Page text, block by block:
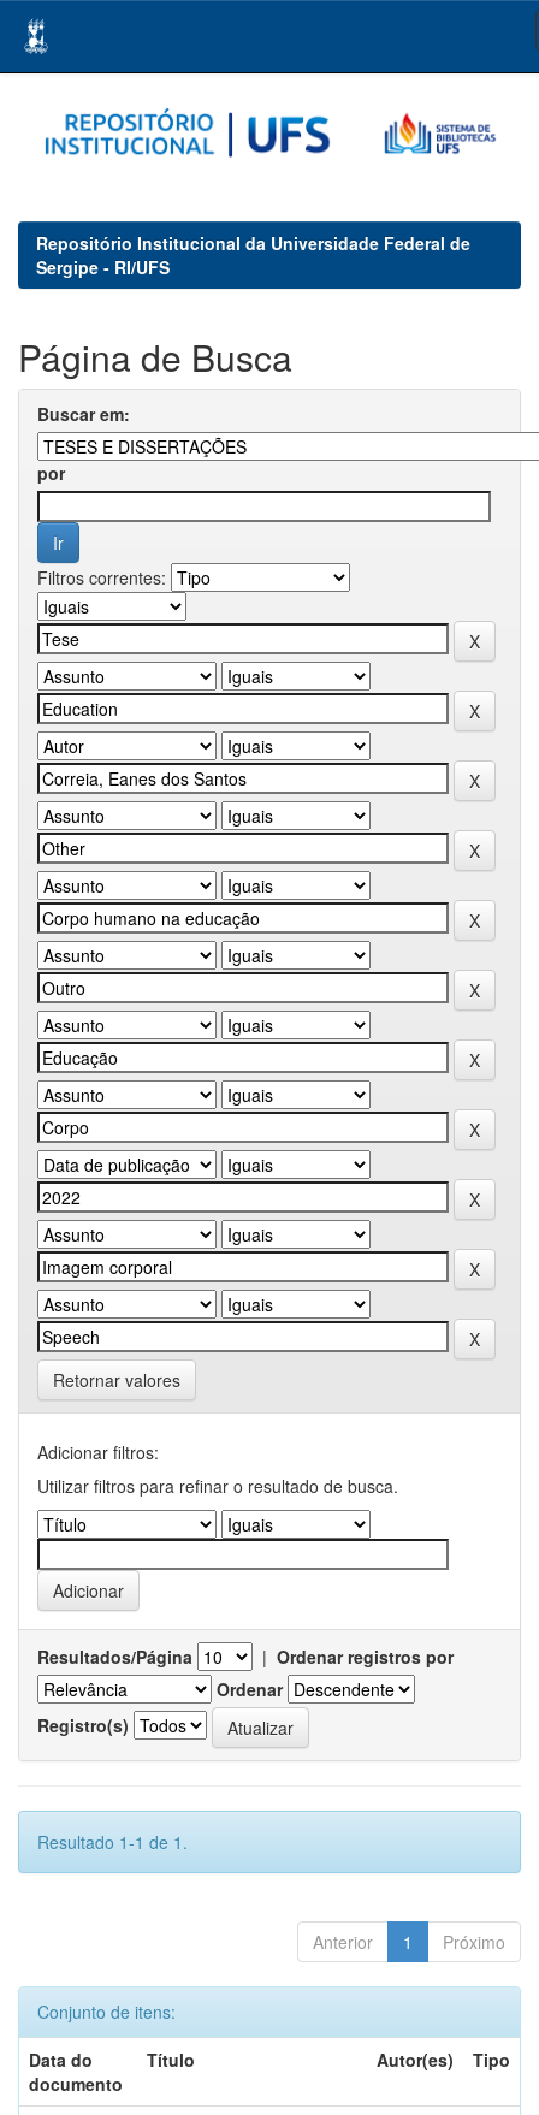
navigation
Repositório Institucional da Universidade Federal de
Sergipe - RI/UFS
Página de Busca
Buscar em:
por
Filtros correntes:
Retornar valores
Adicionar filtros:
Utilizar filtros para refinar o resultado de busca.
Resultados/Página | Ordenar registros por
Ordenar
Registro(s)
Resultado 1-1 de 1.
Anterior 1 Próximo
Conjunto de itens:
Data do
documento
Título Autor(es) Tipo